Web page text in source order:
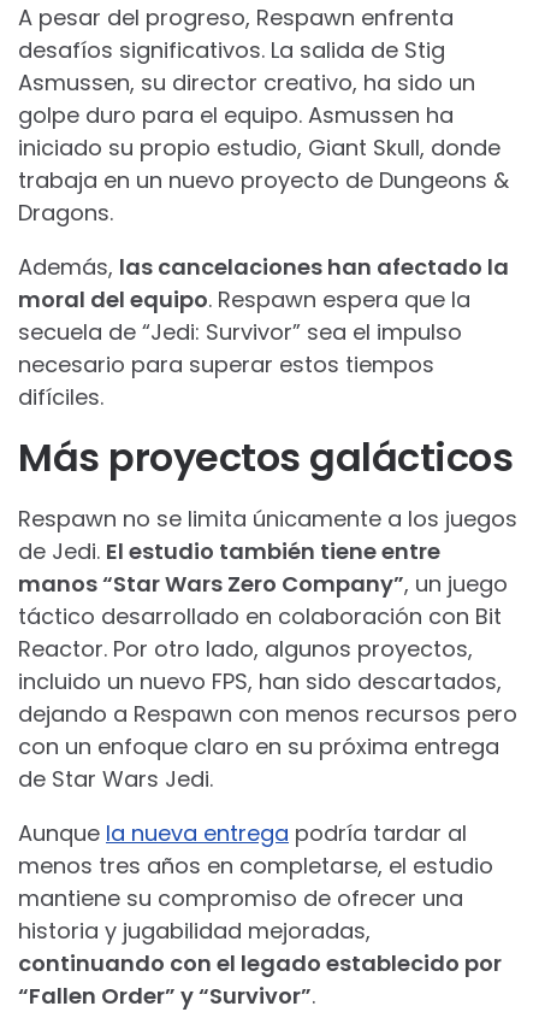
A pesar del progreso, Respawn enfrenta
desafíos significativos. La salida de Stig
Asmussen, su director creativo, ha sido un
golpe duro para el equipo. Asmussen ha
iniciado su propio estudio, Giant Skull, donde
trabaja en un nuevo proyecto de Dungeons &
Dragons.
Además, las cancelaciones han afectado la
moral del equipo. Respawn espera que la
secuela de “Jedi: Survivor” sea el impulso
necesario para superar estos tiempos
difíciles.
Más proyectos galácticos
Respawn no se limita únicamente a los juegos
de Jedi. El estudio también tiene entre
manos “Star Wars Zero Company”, un juego
táctico desarrollado en colaboración con Bit
Reactor. Por otro lado, algunos proyectos,
incluido un nuevo FPS, han sido descartados,
dejando a Respawn con menos recursos pero
con un enfoque claro en su próxima entrega
de Star Wars Jedi.
Aunque la nueva entrega podría tardar al
menos tres años en completarse, el estudio
mantiene su compromiso de ofrecer una
historia y jugabilidad mejoradas,
continuando con el legado establecido por
“Fallen Order” y “Survivor”.